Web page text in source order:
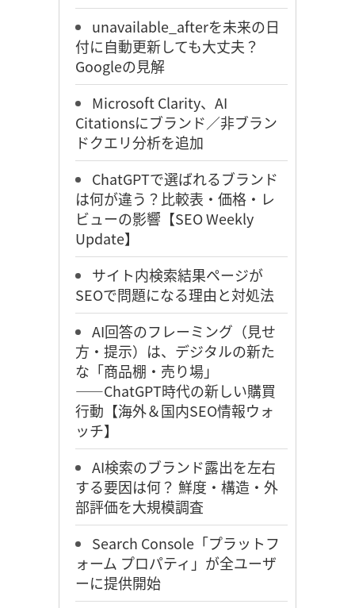
unavailable_afterを未来の日
付に自動更新しても大丈夫？
Googleの見解
Microsoft Clarity、AI
Citationsにブランド／非ブラン
ドクエリ分析を追加
ChatGPTで選ばれるブランド
は何が違う？比較表・価格・レ
ビューの影響【SEO Weekly
Update】
サイト内検索結果ページが
SEOで問題になる理由と対処法
AI回答のフレーミング（見せ
方・提示）は、デジタルの新た
な「商品棚・売り場」
――ChatGPT時代の新しい購買
行動【海外＆国内SEO情報ウォ
ッチ】
AI検索のブランド露出を左右
する要因は何？ 鮮度・構造・外
部評価を大規模調査
Search Console「プラットフ
ォーム プロパティ」が全ユーザ
ーに提供開始